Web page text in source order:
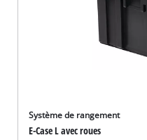
Système de rangement
E-Case L avec roues